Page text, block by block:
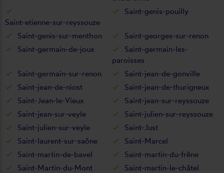
Saint-etienne-sur-reyssouze
Saint-genis-pouilly
Saint-genis-sur-menthon
Saint-georges-sur-renon
Saint-germain-de-joux
Saint-germain-les-
paroisses
Saint-germain-sur-renon
Saint-jean-de-gonville
Saint-jean-de-niost
Saint-jean-de-thurigneux
Saint-Jean-le-Vieux
Saint-jean-sur-reyssouze
Saint-jean-sur-veyle
Saint-julien-sur-reyssouze
Saint-julien-sur-veyle
Saint-Just
Saint-laurent-sur-saône
Saint-Marcel
Saint-martin-de-bavel
Saint-martin-du-frêne
Saint-Martin-du-Mont
Saint-martin-le-châtel